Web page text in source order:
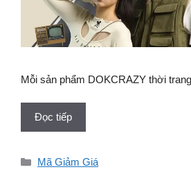
Mỗi sản phẩm DOKCRAZY thời
Đọc tiếp
Danh
Mã Giảm Giá